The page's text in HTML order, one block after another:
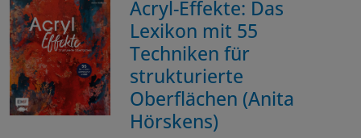
Acryl-Effekte: Das
Lexikon mit 55
Techniken für
strukturierte
Oberflächen (Anita
Hörskens)